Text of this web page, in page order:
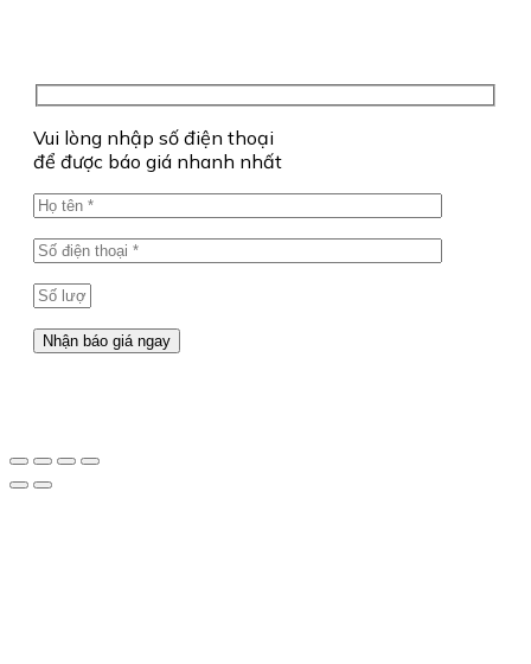
Vui lòng nhập số điện thoại
để được báo giá nhanh nhất